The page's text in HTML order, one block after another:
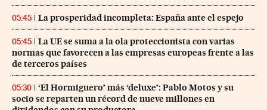
05:45 La prosperidad incompleta: España ante el espejo
05:45
La UE se suma a la ola proteccionista con varias
normas que favorecen a las empresas europeas frente a las
de terceros países
05:30
‘El Hormiguero’ más ‘deluxe’: Pablo Motos y su
socio se reparten un récord de nueve millones en